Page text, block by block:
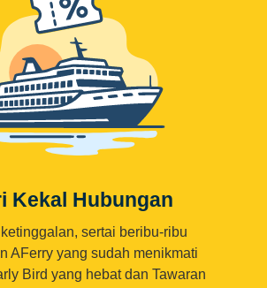
Kekal Hubungan
sertai beribu-ribu
AFerry yang sudah menikmati
Bird yang hebat dan Tawaran